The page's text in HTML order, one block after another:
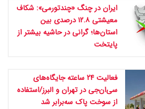
ایران در چنگ «چندتورمی»: شکاف
معیشتی ۱۲.۸ درصدی بین
استان‌ها؛ گرانی در حاشیه بیشتر از
پایتخت
فعالیت ۲۴ ساعته جایگاه‌های
سی‌ان‌جی در تهران و البرز/استفاده
از سوخت پاک سه‌برابر شد